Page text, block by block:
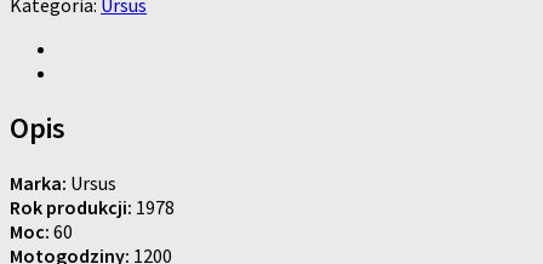
Kategoria: Ursus
Opis
Marka: Ursus
Rok produkcji: 1978
Moc: 60
Motogodziny: 1200